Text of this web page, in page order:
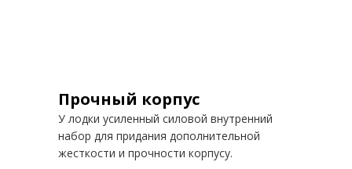
Прочный корпус
У лодки усиленный силовой внутренний
набор для придания дополнительной
жесткости и прочности корпусу.